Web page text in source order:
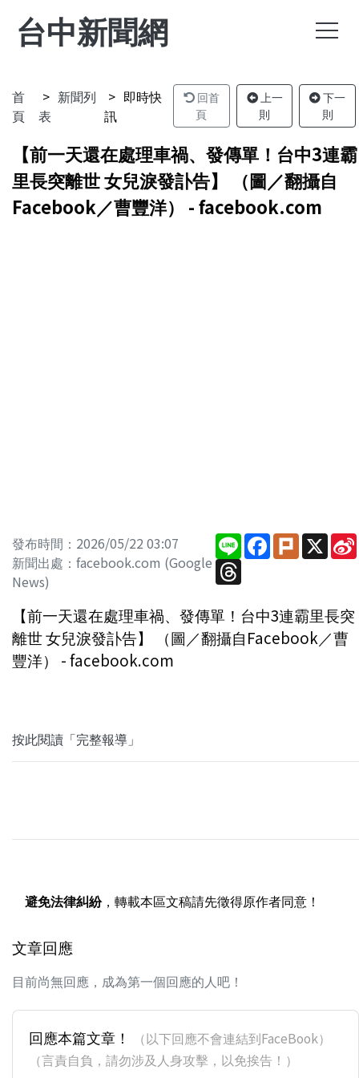
台中新聞網
首
頁
新聞列
表
即時快
訊
回首
頁
上一
則
下一
則
【前一天還在處理車禍、發傳單！台中3連霸
里長突離世 女兒淚發訃告】 （圖／翻攝自
Facebook／曹豐洋） - facebook.com
發布時間：2026/05/22 03:07
新聞出處：facebook.com (Google
News)
Line Facebook
PlurkX
Threads
【前一天還在處理車禍、發傳單！台中3連霸里長突
離世 女兒淚發訃告】 （圖／翻攝自Facebook／曹
豐洋） - facebook.com
按此閱讀「完整報導」
避免法律糾紛，轉載本區文稿請先徵得原作者同意！
文章回應
目前尚無回應，成為第一個回應的人吧！
回應本篇文章！
（以下回應不會連結到FaceBook）
（言責自負，請勿涉及人身攻擊，以免挨告！）